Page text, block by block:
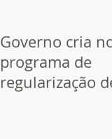
Governo cria
programa de
regularização